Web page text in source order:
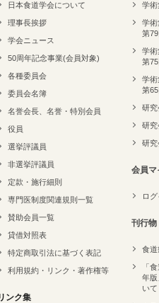
日本食道学会について
理事長挨拶
学会ニュース
50周年記念事業(会員対象)
各種委員会
委員会名簿
名誉会長、名誉・特別会員
役員
選挙評議員
非選挙評議員
定款・施行細則
専門医制度関連規則一覧
賛助会員一覧
貸借対照表
特定商取引法に基づく表記
利用規約・リンク・著作権等
ンク集
学術
学術
第79
学術
第75
学術
第65
研究
研究
研究
会員マ
ロ
刊行物
食道
「
年版
いて